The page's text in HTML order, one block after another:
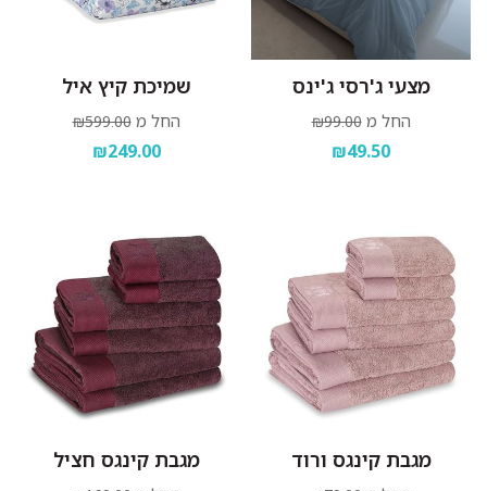
מצעי ג'רסי ג'ינס
החל מ ₪99.00
₪49.50
שמיכת קיץ איל
החל מ ₪599.00
₪249.00
מגבת קינגס ורוד מגבת קינגס חציל